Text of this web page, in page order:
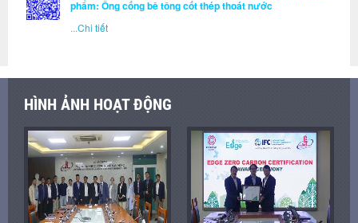
phẩm: Ống cống bê tông cốt thép thoát nước
Chi tiết
HÌNH ẢNH HOẠT ĐỘNG